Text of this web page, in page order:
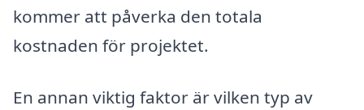
kommer att påverka den totala
kostnaden för projektet.
En annan viktig faktor är vilken typ av